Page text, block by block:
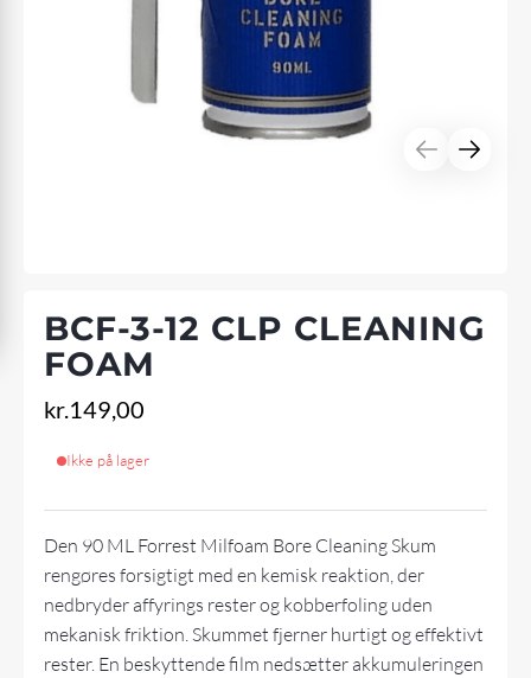
BCF-3-12 CLP CLEANING
FOAM
kr.149,00
Ikke på lager
Den 90 ML Forrest Milfoam Bore Cleaning Skum
rengøres forsigtigt med en kemisk reaktion, der
nedbryder affyrings rester og kobberfoling uden
mekanisk friktion. Skummet fjerner hurtigt og effektivt
rester. En beskyttende film nedsætter akkumuleringen